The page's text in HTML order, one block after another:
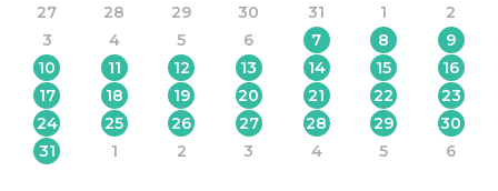
27 28 29 30 31 1
2
3
4 5 6 7 8
9
10
11 12 13 14 15
16
17
18 19 20 21 22
23
24
25 26 27 28 29
30
31
1 2 3 4 5 6